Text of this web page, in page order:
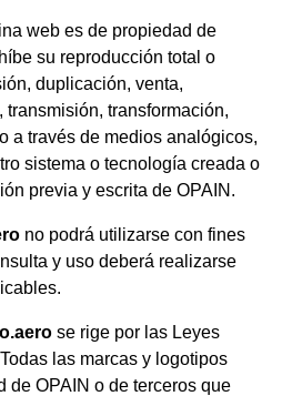
web es de propiedad de
su reproducción total o
duplicación, venta,
transformación,
a través de medios analógicos,
sistema o tecnología creada o
previa y escrita de OPAIN.
no podrá utilizarse con fines
y uso deberá realizarse
se rige por las Leyes
las marcas y logotipos
de OPAIN o de terceros que